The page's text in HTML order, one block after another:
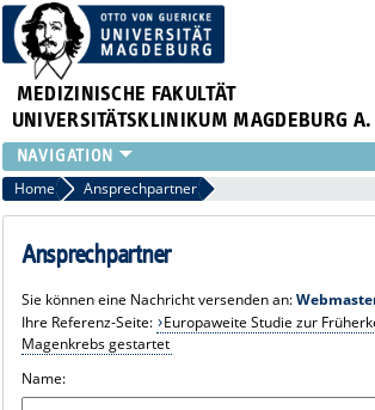
MEDIZINISCHE FAKULTÄT
UNIVERSITÄTSKLINIKUM MAGDEBURG
INSTITUTE
KLINIKEN
ZENTRALE EINRICHTUNGEN
PRESSE
ÜBER UNS
INTRANET
Home Ansprechpartner
Ansprechpartner
Sie können eine Nachricht versenden an:
Ihre Referenz-Seite: Europaweite Studie zur
Magenkrebs gestartet
Name: